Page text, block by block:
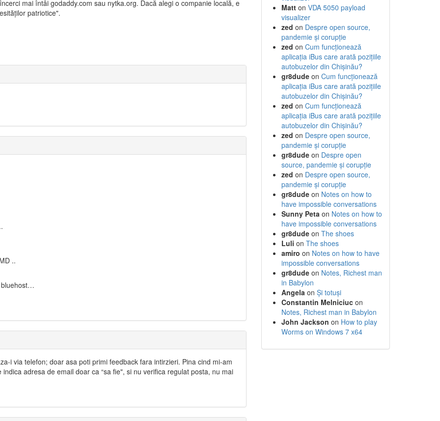
mai întâi godaddy.com sau nytka.org. Dacă alegi o companie locală, e
patriotice".
..
bluehost…
i via telefon; doar asa poti primi feedback fara intirzieri. Pina cind mi-am
adresa de email doar ca “sa fie", si nu verifica regulat posta, nu mai
Matton VDA 5050 payload
visualizer
zed on Despre open source,
pandemie și corupție
zed on Cum funcționează
aplicația iBus care arată pozițiile
autobuzelor din Chișinău?
gr8dudeon Cum funcționează
aplicația iBus care arată pozițiile
autobuzelor din Chișinău?
zed on Cum funcționează
aplicația iBus care arată pozițiile
autobuzelor din Chișinău?
zed on Despre open source,
pandemie și corupție
gr8dudeon Despre open
source, pandemie și corupție
zed on Despre open source,
pandemie și corupție
gr8dudeon Notes on how to
have impossible conversations
Sunny Petaon Notes on how to
have impossible conversations
gr8dudeon The shoes
Luli on The shoes
amiro on Notes on how to have
impossible conversations
gr8dudeon Notes, Richest man
in Babylon
Angelaon Și totuși
Constantin Melniciucon
Notes, Richest man in Babylon
John Jackson on How to play
Worms on Windows 7 x64